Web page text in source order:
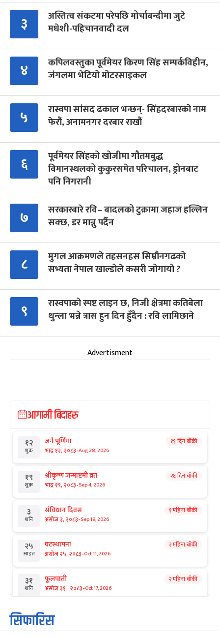
३
अस्तित्व संकटमा परेपछि मोर्चाबन्दीमा जुटे
मधेशी-पहिचानवादी दल
४
कपिलवस्तुका पूर्वमेयर किरण सिंह सम्पर्कविहीन,
जंगलमा भेटियो मोटरसाइकल
५
रास्वपा सांसद ढकाल भन्छन्- सिंहदरबारको नाम
फेरौं, अनामनगर दरबार राखौं
६
पूर्वमेयर सिंहको खोजीमा गौतमबुद्ध
विमानस्थलको कुकुरसमेत परिचालन, ड्रोनबाट
पनि निगरानी
७
सरकारबारे रवि– बादलको टुक्रामा जहाज हल्लिन
सक्छ, डर मान्नु पर्दैन
८
मुगल आक्रमणले तहसनहस सिम्रौनगढको
सभ्यता नेपाल खाल्डोले कसरी जोगायो ?
९
रास्वपाको स्पष्ट लाइन छ, निजी क्षेत्रमा कतिबेला
थुन्ला भन्ने त्रास हुन दिन हुँदैन : रवि लामिछाने
Advertisment
आगामी बिदाहरु
१२
शुक्र
जनै पूर्णिमा
भाद्र १२, २०८३-Aug 28, 2026
१९ दिन बाँकी
१९
शुक्र
श्रीकृष्ण जन्माष्टमी व्रत
भाद्र १९, २०८३-Sep 4, 2026
२६ दिन बाँकी
३
शनि
संविधान दिवस
असोज ३, २०८३-Sep 19, 2026
१ महिना बाँकी
२५
आइत
घटस्थापना
असोज २५, २०८३-Oct 11, 2026
२ महिना बाँकी
३१
शनि
फूलपाती
असोज ३१ , २०८३-Oct 17, 2026
२ महिना बाँकी
१
आइत
कार्तिक सङ्क्रान्ति
कार्तिक १, २०८३
सिफारिस